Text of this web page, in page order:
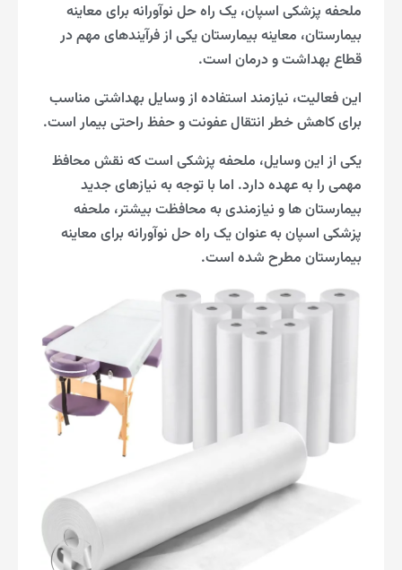
ملحفه پزشکی اسپان، یک راه حل نوآورانه برای معاینه
بیمارستان، معاینه بیمارستان یکی از فرآیندهای مهم در
قطاع بهداشت و درمان است.
این فعالیت، نیازمند استفاده از وسایل بهداشتی مناسب
برای کاهش خطر انتقال عفونت و حفظ راحتی بیمار است.
یکی از این وسایل، ملحفه پزشکی است که نقش محافظ
مهمی را به عهده دارد. اما با توجه به نیازهای جدید
بیمارستان ها و نیازمندی به محافظت بیشتر، ملحفه
پزشکی اسپان به عنوان یک راه حل نوآورانه برای معاینه
بیمارستان مطرح شده است.